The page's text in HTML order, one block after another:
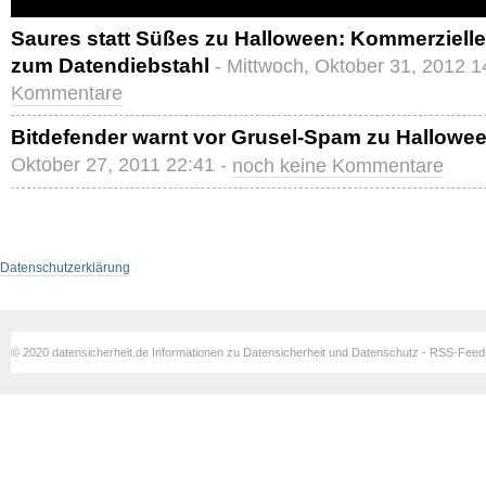
Saures statt Süßes zu Halloween:
zum Datendiebstahl - Mittwoch, Oktober 31, 2012
Kommentare
Bitdefender warnt vor Grusel-Spam zu
Oktober 27, 2011 22:41 - noch keine Kommentare
Datenschutzerklärung
© 2020 datensicherheit.de Informationen zu Datensicherheit und Datenschutz - RSS-